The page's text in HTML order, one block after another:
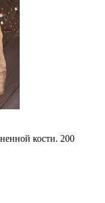
кости. 200